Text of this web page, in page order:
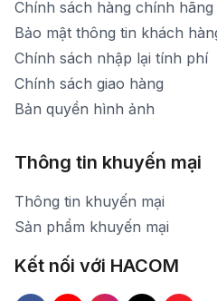
Chính sách hàng chính hãng
Bảo mật thông tin khách
Chính sách nhập lại tính phí
Chính sách giao hàng
Bản quyền hình ảnh
Thông tin khuyến mại
Thông tin khuyến mại
Sản phẩm khuyến mại
Kết nối với HACOM